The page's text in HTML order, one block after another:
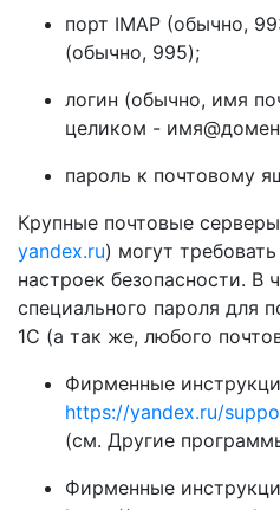
порт IMAP (обычно,
(обычно, 995);
логин (обычно, имя
целиком -
пароль к почтовому
Крупные почтовые
yandex.ru) могут
настроек безопасности. В
специального пароля для
1С (а так же, любого
Фирменные
https://yandex.ru/
(см. Другие
Фирменные